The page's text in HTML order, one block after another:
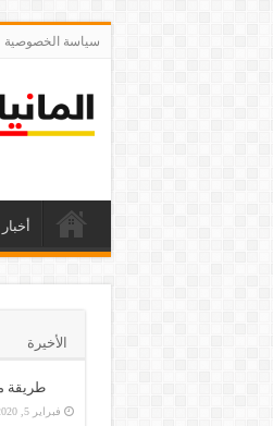
سياسة الخصوصية
أخبار
الأخيرة
طريقة
فبراير 5, 2020